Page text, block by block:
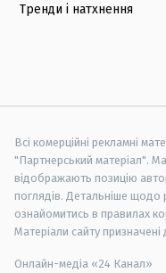
Тренди і натхнення
Всі комерційні рекламні
"Партнерський матеріал".
відображають позицію
поглядів. Детальніше щодо
ознайомитись в правилах
Матеріали сайту призначені
Онлайн-медіа «24 Канал»